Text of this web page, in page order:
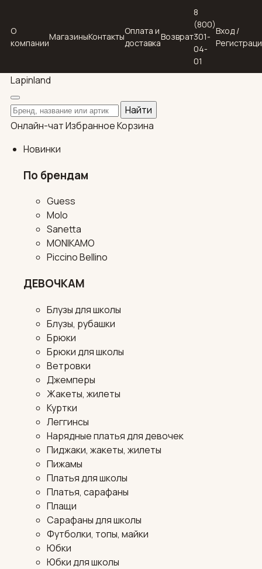
О
компании
МагазиныКонтакты
Оплата и
доставка
Возврат
8
(800)
301-
04-
01
Вход /
Lapinland
Поиск по каталогу
Найти
Онлайн-чатИзбранноеКорзина
Новинки
По брендам
Guess
Molo
Sanetta
MONIKAMO
Piccino Bellino
ДЕВОЧКАМ
Блузы для школы
Блузы, рубашки
Брюки
Брюки для школы
Ветровки
Джемперы
Жакеты, жилеты
Куртки
Леггинсы
Нарядные платья для девочек
Пиджаки, жакеты, жилеты
Пижамы
Платья для школы
Платья, сарафаны
Плащи
Сарафаны для школы
Футболки, топы, майки
Юбки
Юбки для школы